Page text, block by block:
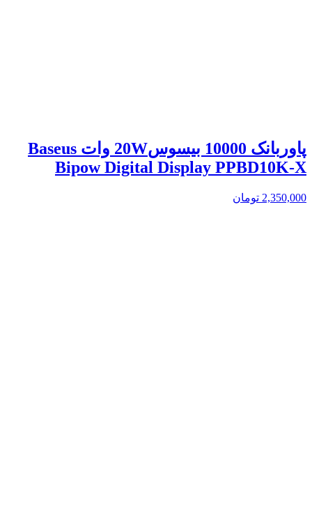
پاوربانک 10000 بیسوس20W وات Baseus
Bipow Digital Display PPBD10K-X
2,350,000 تومان